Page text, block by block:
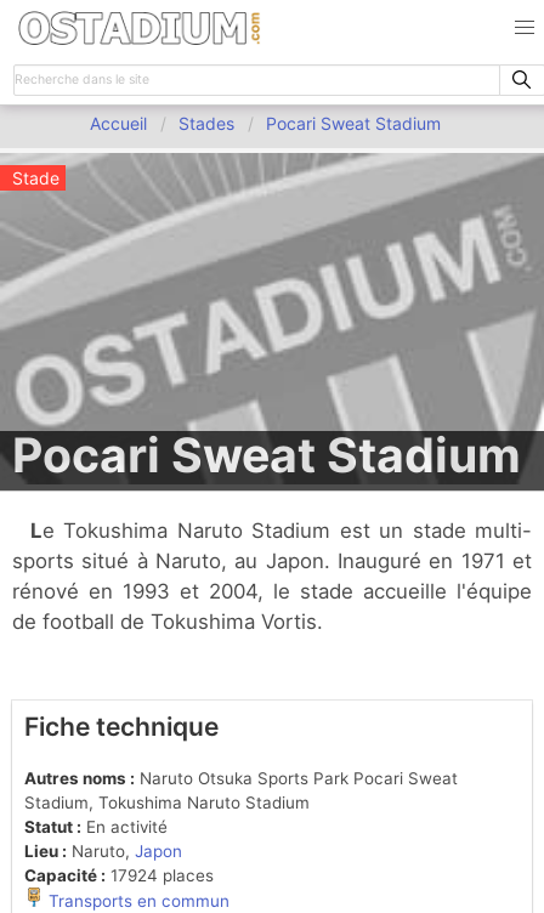
Accueil Stades Pocari Sweat Stadium
Stade
Pocari Sweat Stadium
Le Tokushima Naruto Stadium est un stade multi-
sports situé à Naruto, au Japon. Inauguré en 1971 et
rénové en 1993 et 2004, le stade accueille l'équipe
de football de Tokushima Vortis.
Fiche technique
Autres noms : Naruto Otsuka Sports Park Pocari Sweat
Stadium, Tokushima Naruto Stadium
Statut : En activité
Lieu : Naruto, Japon
Capacité : 17924 places
Transports en commun